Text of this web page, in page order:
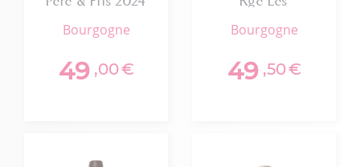
bourgogne
49 ,00€
Fery 2022
bourgogne
49 ,50€